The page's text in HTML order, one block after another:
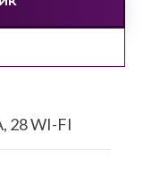
28 WI-FI